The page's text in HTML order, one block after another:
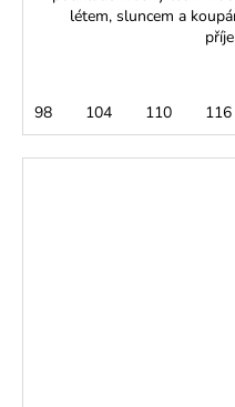
létem, sluncem a
98 104 110 116